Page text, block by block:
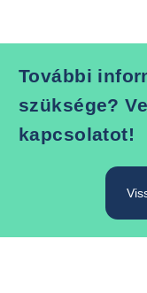
További
szüksége?
kapcsolatot!